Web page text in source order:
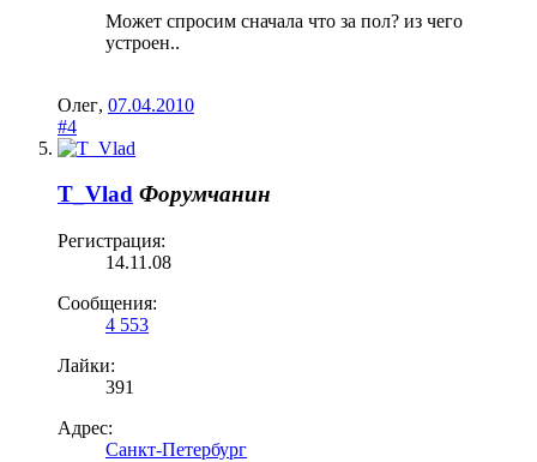
Может спросим сначала что за пол? из чего
устроен..
Олег, 07.04.2010
#4
T_Vlad Форумчанин
Регистрация:
14.11.08
Сообщения:
4 553
Лайки:
391
Адрес:
Санкт-Петербург